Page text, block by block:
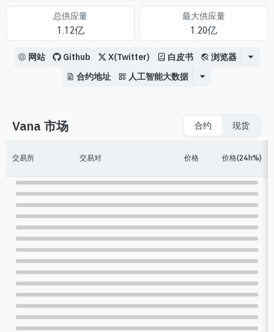
总供应量
1.12亿
最大供应量
1.20亿
网站 Github X(Twitter) 白皮书
浏览器
合约地址
人工智能大数据
Vana 市场 合约 现货
交易所 交易对 价格 价格(24h%)